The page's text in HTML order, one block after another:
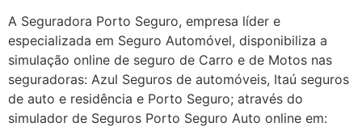
A Seguradora Porto Seguro, empresa líder e
especializada em Seguro Automóvel, disponibiliza a
simulação online de seguro de Carro e de Motos nas
seguradoras: Azul Seguros de automóveis, Itaú seguros
de auto e residência e Porto Seguro; através do
simulador de Seguros Porto Seguro Auto online em: